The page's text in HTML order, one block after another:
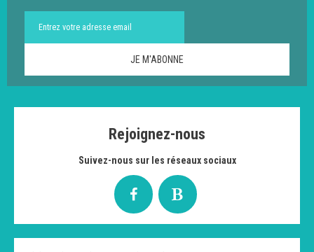
Rejoignez-nous
Suivez-nous sur les réseaux sociaux